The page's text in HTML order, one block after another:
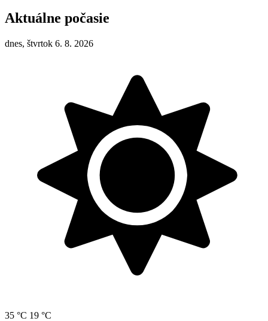
Aktuálne počasie
dnes, štvrtok 6. 8. 2026
35 °C 19 °C